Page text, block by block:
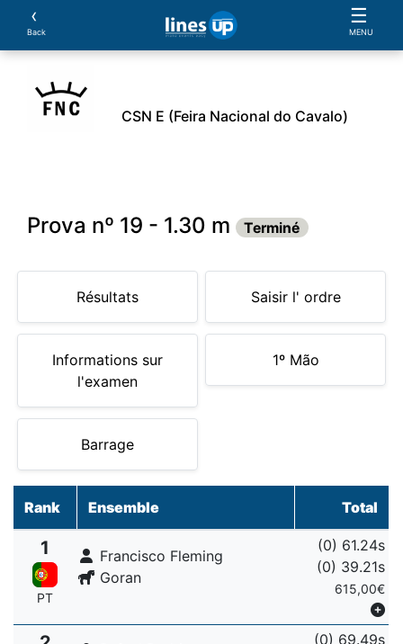
‹
Back
☰
MENU
CSN E (Feira Nacional do Cavalo)
Prova nº 19 - 1.30 m Terminé
Résultats Saisir l' ordre
Informations sur
l'examen
1º Mão
Barrage
Rank Ensemble Total
1
PT
Francisco Fleming
Goran
(0) 61.24s
(0) 39.21s
615,00€
(0) 69.49s